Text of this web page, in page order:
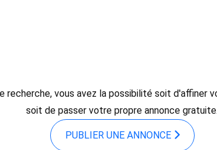
recherche, vous avez la possibilité soit d'affiner
soit de passer votre propre annonce gratuite.
PUBLIER UNE ANNONCE